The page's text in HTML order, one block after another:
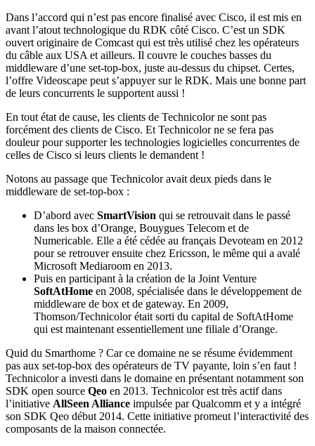
Dans l’accord qui n’est pas encore finalisé avec Cisco, il est mis en
avant l’atout technologique du RDK côté Cisco. C’est un SDK
ouvert originaire de Comcast qui est très utilisé chez les opérateurs
du câble aux USA et ailleurs. Il couvre le couches basses du
middleware d’une set-top-box, juste au-dessus du chipset. Certes,
l’offre Videoscape peut s’appuyer sur le RDK. Mais une bonne part
de leurs concurrents le supportent aussi !
En tout état de cause, les clients de Technicolor ne sont pas
forcément des clients de Cisco. Et Technicolor ne se fera pas
douleur pour supporter les technologies logicielles concurrentes de
celles de Cisco si leurs clients le demandent !
Notons au passage que Technicolor avait deux pieds dans le
middleware de set-top-box :
D’abord avec SmartVision qui se retrouvait dans le passé
dans les box d’Orange, Bouygues Telecom et de
Numericable. Elle a été cédée au français Devoteam en 2012
pour se retrouver ensuite chez Ericsson, le même qui a avalé
Microsoft Mediaroom en 2013.
Puis en participant à la création de la Joint Venture
SoftAtHome en 2008, spécialisée dans le développement de
middleware de box et de gateway. En 2009,
Thomson/Technicolor était sorti du capital de SoftAtHome
qui est maintenant essentiellement une filiale d’Orange.
Quid du Smarthome ? Car ce domaine ne se résume évidemment
pas aux set-top-box des opérateurs de TV payante, loin s’en faut !
Technicolor a investi dans le domaine en présentant notamment son
SDK open source Qeo en 2013. Technicolor est très actif dans
l’initiative AllSeen Alliance impulsée par Qualcomm et y a intégré
son SDK Qeo début 2014. Cette initiative promeut l’interactivité des
composants de la maison connectée.